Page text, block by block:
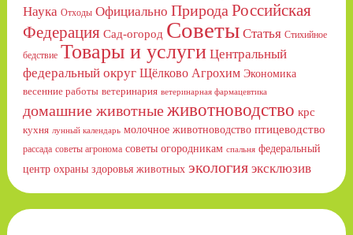
Наука Отходы Официально ПриродаРоссийская
Федерация Сад-огород Советы Статья Стихийное
бедствие Товары и услуги Центральный
федеральный округ Щёлково Агрохим Экономика
весенние работы ветеринария ветеринарная фармацевтика
домашние животныеживотноводство крс
кухня лунный календарь молочное животноводство птицеводство
рассада советы агронома советы огородникам спальня федеральный
центр охраны здоровья животных экология эксклюзив